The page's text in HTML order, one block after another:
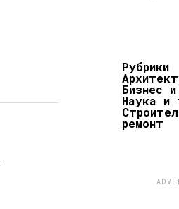
Рубрики
Бизнес
Наука и
ремонт